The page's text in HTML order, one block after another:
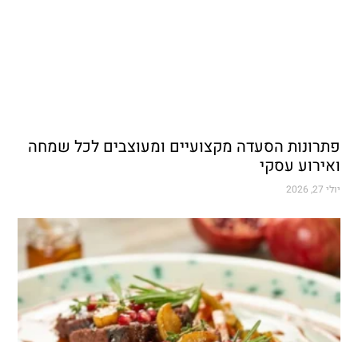
פתרונות הסעדה מקצועיים ומעוצבים לכל שמחה
ואירוע עסקי
יולי 27, 2026